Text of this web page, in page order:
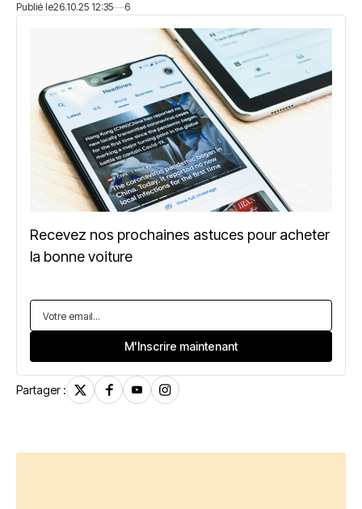
Publié le26.10.25 12:35 6
Recevez nos prochaines astuces pour acheter
la bonne voiture
Partager :